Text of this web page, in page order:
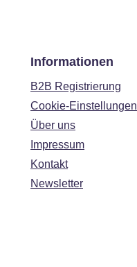
Informationen
B2B Registrierung
Cookie-Einstellungen
Über uns
Impressum
Kontakt
Newsletter